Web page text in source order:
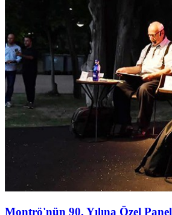
Montrö'nün 90. Yılına Özel Panel